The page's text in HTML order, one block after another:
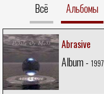
Всё Альбомы
Abrasive
Album - 1997